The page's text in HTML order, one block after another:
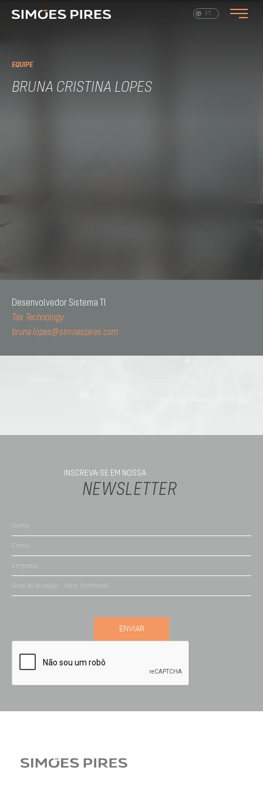
PT
EQUIPE
BRUNA CRISTINA LOPES
Desenvolvedor Sistema TI
Tax Technology
bruna.lopes@simoespires.com
INSCREVA-SE EM NOSSA
NEWSLETTER